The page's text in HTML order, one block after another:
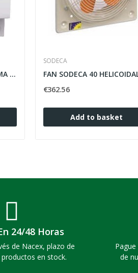
DIFFERENTIAL 4 P 40A 30 MA A9R81440 CLASS-AC...
SODECA
€362.56
Add to basket
24/48 Horas
de Nacex, plazo de
en stock.
de